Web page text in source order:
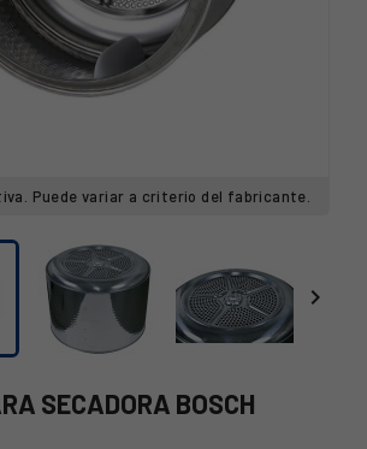
Puede variar a criterio del fabricante.

SECADORA BOSCH